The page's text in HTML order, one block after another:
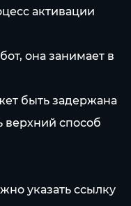
активации
она занимает в
быть задержана
верхний способ
указать ссылку